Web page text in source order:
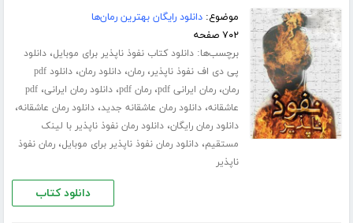
موضوع:دانلود رایگان بهترین رمان‌ها
۷۰۲ صفحه
برچسب‌ها:دانلود کتاب نفوذ ناپذیر برای موبایل،دانلود
پی دی اف نفوذ ناپذیر،رمان،دانلود رمان،
دانلود pdf
رمان،رمان ایرانی pdf ،رمان pdf ،دانلود رمان ایرانی،pdf
عاشقانه،دانلود رمان عاشقانه جدید،دانلود رمان عاشقانه،
دانلود رمان رایگان،دانلود رمان نفوذ ناپذیر با لینک
مستقیم،دانلود رمان نفوذ ناپذیر برای موبایل،رمان نفوذ
ناپذیر
دانلود کتاب